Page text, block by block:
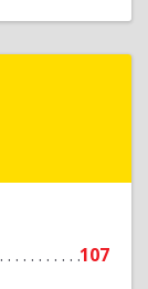
107
р-н,